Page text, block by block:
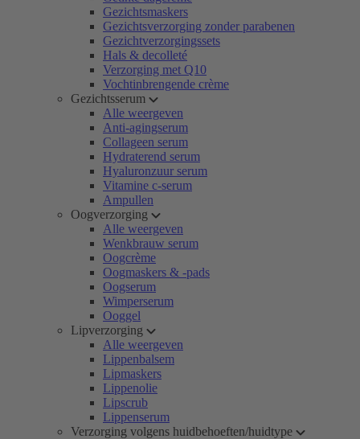
Gezichtsmaskers
Gezichtsverzorging zonder parabenen
Gezichtverzorgingssets
Hals & decolleté
Verzorging met Q10
Vochtinbrengende crème
Gezichtsserum
Alle weergeven
Anti-agingserum
Collageen serum
Hydraterend serum
Hyaluronzuur serum
Vitamine c-serum
Ampullen
Oogverzorging
Alle weergeven
Wenkbrauw serum
Oogcrème
Oogmaskers & -pads
Oogserum
Wimperserum
Ooggel
Lipverzorging
Alle weergeven
Lippenbalsem
Lipmaskers
Lippenolie
Lipscrub
Lippenserum
Verzorging volgens huidbehoeften/huidtype